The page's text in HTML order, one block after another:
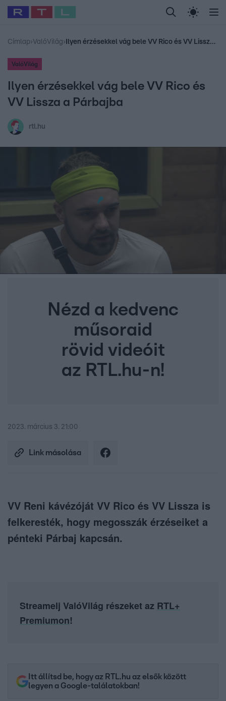
Legfrissebb RTL Híradó Randi Celeb vagyok,
Babits Marcella Most Wanted Gallusz
Címlap›ValóVilág› Ilyen érzésekkel vág bele VV Rico és VV Lissza a Párbajba
ValóVilág
Ilyen érzésekkel vág bele VV Rico és
VV Lissza a Párbajba
rtl.hu
Nézd a kedvenc
műsoraid
rövid videóit
az RTL.hu-n!
2023. március 3. 21:00
Link másolása
VV Reni kávézóját VV Rico és VV Lissza is
felkeresték, hogy megosszák érzéseiket a
pénteki Párbaj kapcsán.
Streamelj ValóVilág részeket az RTL+
Premiumon!
Itt állítsd be, hogy az RTL.hu az elsők között
legyen a Google-találatokban!